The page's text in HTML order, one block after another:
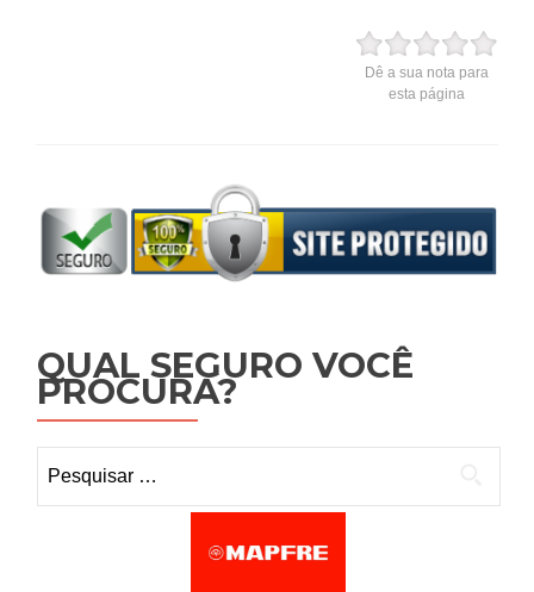
Dê a sua nota para
esta página
QUAL SEGURO VOCÊ
PROCURA?